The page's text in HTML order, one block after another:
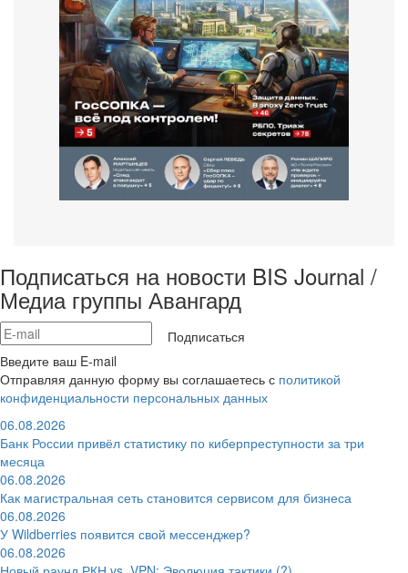
Подписаться на новости BIS Journal /
Медиа группы Авангард
Подписаться
Введите ваш E-mail
Отправляя данную форму вы соглашаетесь с политикой
конфиденциальности персональных данных
06.08.2026
Банк России привёл статистику по киберпреступности за три
месяца
06.08.2026
Как магистральная сеть становится сервисом для бизнеса
06.08.2026
У Wildberries появится свой мессенджер?
06.08.2026